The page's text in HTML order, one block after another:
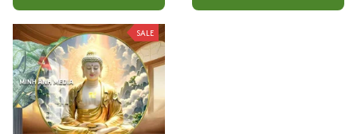
SALE